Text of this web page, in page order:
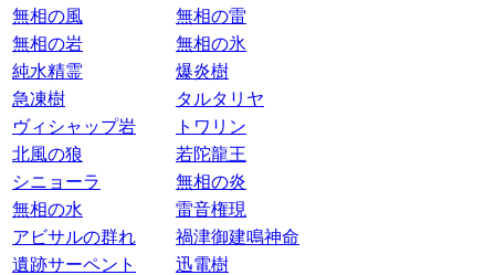
無相の風
無相の雷
無相の岩
無相の氷
純水精霊
爆炎樹
急凍樹
タルタリヤ
ヴィシャップ岩
トワリン
北風の狼
若陀龍王
シニョーラ
無相の炎
無相の水
雷音権現
アビサルの群れ
禍津御建鳴神命
遺跡サーペント
迅電樹